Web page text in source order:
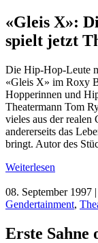
«Gleis X»:
spielt jetzt
Die Hip-Hop-Leute
«Gleis X» im Roxy
Hopperinnen und
Theatermann Tom
vieles aus der
andererseits das
bringt. Autor des
Weiterlesen
08. September 1997
Gendertainment,
Erste Sahne